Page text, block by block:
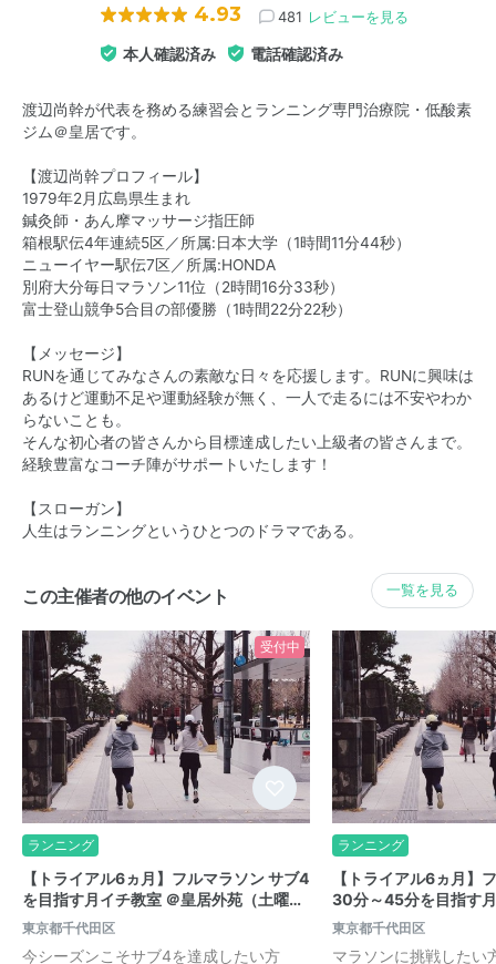
4.93 481 レビューを見る
本人確認済み 電話確認済み
渡辺尚幹が代表を務める練習会とランニング専門治療院・低酸素
ジム＠皇居です。
【渡辺尚幹プロフィール】
1979年2月広島県生まれ
鍼灸師・あん摩マッサージ指圧師
箱根駅伝4年連続5区／所属:日本大学（1時間11分44秒）
ニューイヤー駅伝7区／所属:HONDA
別府大分毎日マラソン11位（2時間16分33秒）
富士登山競争5合目の部優勝（1時間22分22秒）
【メッセージ】
RUNを通じてみなさんの素敵な日々を応援します。RUNに興味は
あるけど運動不足や運動経験が無く、一人で走るには不安やわか
らないことも。
そんな初心者の皆さんから目標達成したい上級者の皆さんまで。
経験豊富なコーチ陣がサポートいたします！
【スローガン】
人生はランニングというひとつのドラマである。
この主催者の他のイベント 一覧を見る
受付中
ランニング
【トライアル6ヵ月】フルマラソン サブ4
を目指す月イチ教室 ＠皇居外苑（土曜…
東京都千代田区
今シーズンこそサブ4を達成したい方
ランニング
【トライアル6ヵ月】
30分～45分を目指す
東京都千代田区
マラソンに挑戦したい